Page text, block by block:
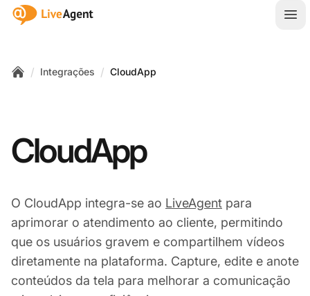
:site.title
/ Integrações / CloudApp
CloudApp
O CloudApp integra-se ao LiveAgent para
aprimorar o atendimento ao cliente, permitindo
que os usuários gravem e compartilhem vídeos
diretamente na plataforma. Capture, edite e anote
conteúdos da tela para melhorar a comunicação